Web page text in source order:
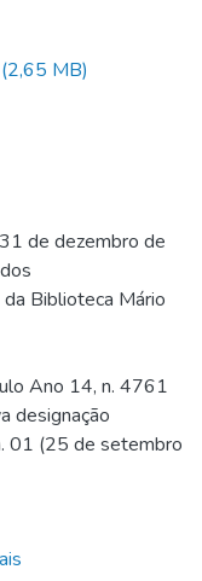
(2,65 MB)
de dezembro de
Biblioteca Mário
Ano 14, n. 4761
designação
01 (25 de setembro